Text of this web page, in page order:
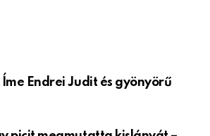
Endrei Judit és gyönyörű